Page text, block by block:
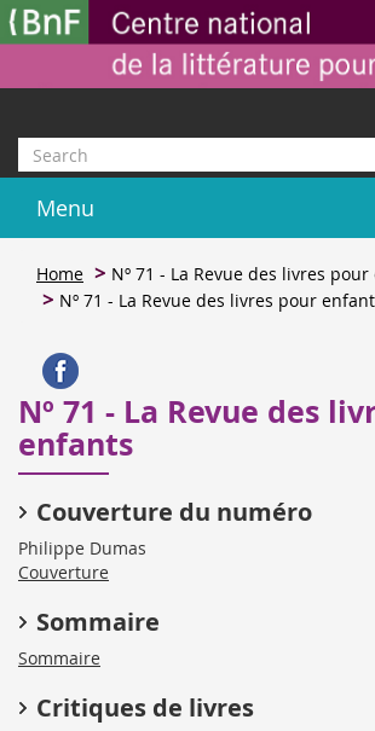
Skip
to
content
Search
Menu
Home
Nº 71 - La Revue des livres
Nº 71 - La Revue des livres pour
Nº 71 - La Revue des
enfants
Couverture du numéro
Philippe Dumas
Couverture
Sommaire
Sommaire
Critiques de livres
Cookies management panel